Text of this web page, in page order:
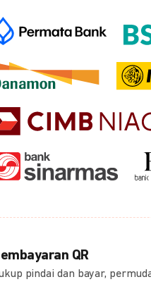
QR
pindai dan bayar,